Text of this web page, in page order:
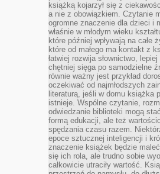
książką kojarzył się z
a nie z obowiązkiem. Czytanie
ogromne znaczenie dla dzieci i
właśnie w młodym wieku
które później wpływają na całe
które od małego ma kontakt z
łatwiej rozwija słownictwo,
chętniej sięga po samodzielne
równie ważny jest przykład
oczekiwać od najmłodszych
literaturą, jeśli w domu książka
istnieje. Wspólne czytanie,
odwiedzanie biblioteki mogą
formą edukacji, ale też
spędzania czasu razem.
epoce sztucznej inteligencji i
znaczenie książek będzie
się ich rola, ale trudno sobie
całkowicie utraciły wartość.